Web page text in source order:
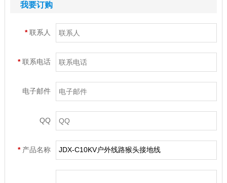
我要订购
*联系人
*联系电话
电子邮件
QQ
* 产品名称